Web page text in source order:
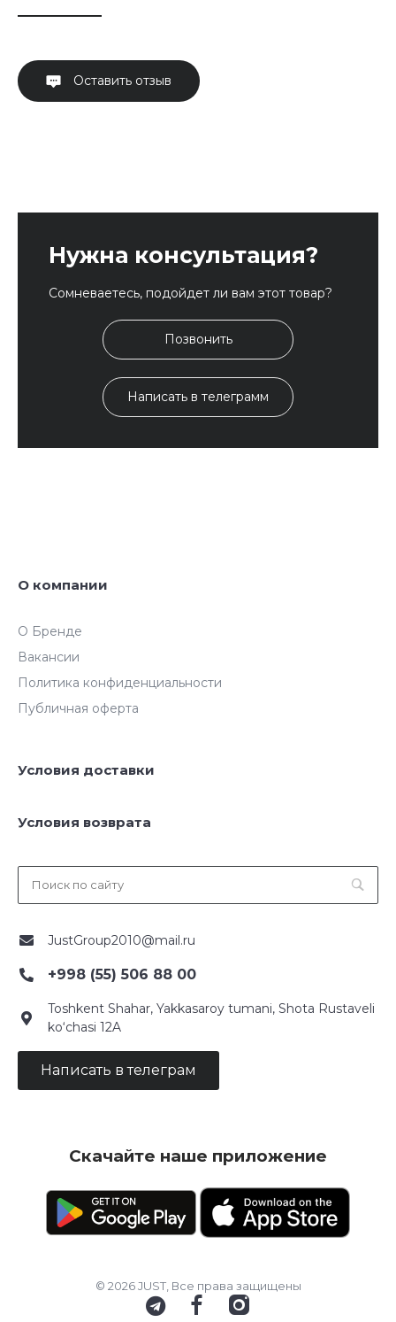
Оставить отзыв
Нужна консультация?
Сомневаетесь, подойдет ли вам этот товар?
Позвонить
Написать в телеграмм
О компании
О Бренде
Вакансии
Политика конфиденциальности
Публичная оферта
Условия доставки
Условия возврата
JustGroup2010@mail.ru
+998 (55) 506 88 00
Toshkent Shahar, Yakkasaroy tumani, Shota Rustaveli
ko‘chasi 12A
Написать в телеграм
Скачайте наше приложение
© 2026 JUST, Все права защищены